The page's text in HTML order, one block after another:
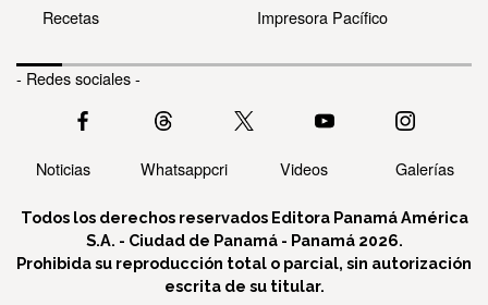
Recetas
Impresora Pacífico
- Redes sociales -
Noticias Whatsappcri Videos Galerías
Todos los derechos reservados Editora Panamá América
S.A. - Ciudad de Panamá - Panamá 2026.
Prohibida su reproducción total o parcial, sin autorización
escrita de su titular.